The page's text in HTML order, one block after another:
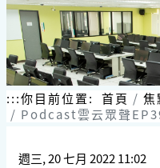
:::你目前位置: 首頁
焦
Podcast雲云眾聲
週三, 20 七月 2022 11:02